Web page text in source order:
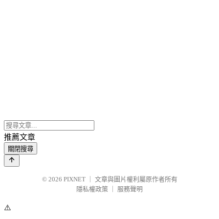
推薦文章
關閉搜尋
© 2026 PIXNET
文章與圖片權利屬原作者所有
隱私權政策
服務聲明
⚠️